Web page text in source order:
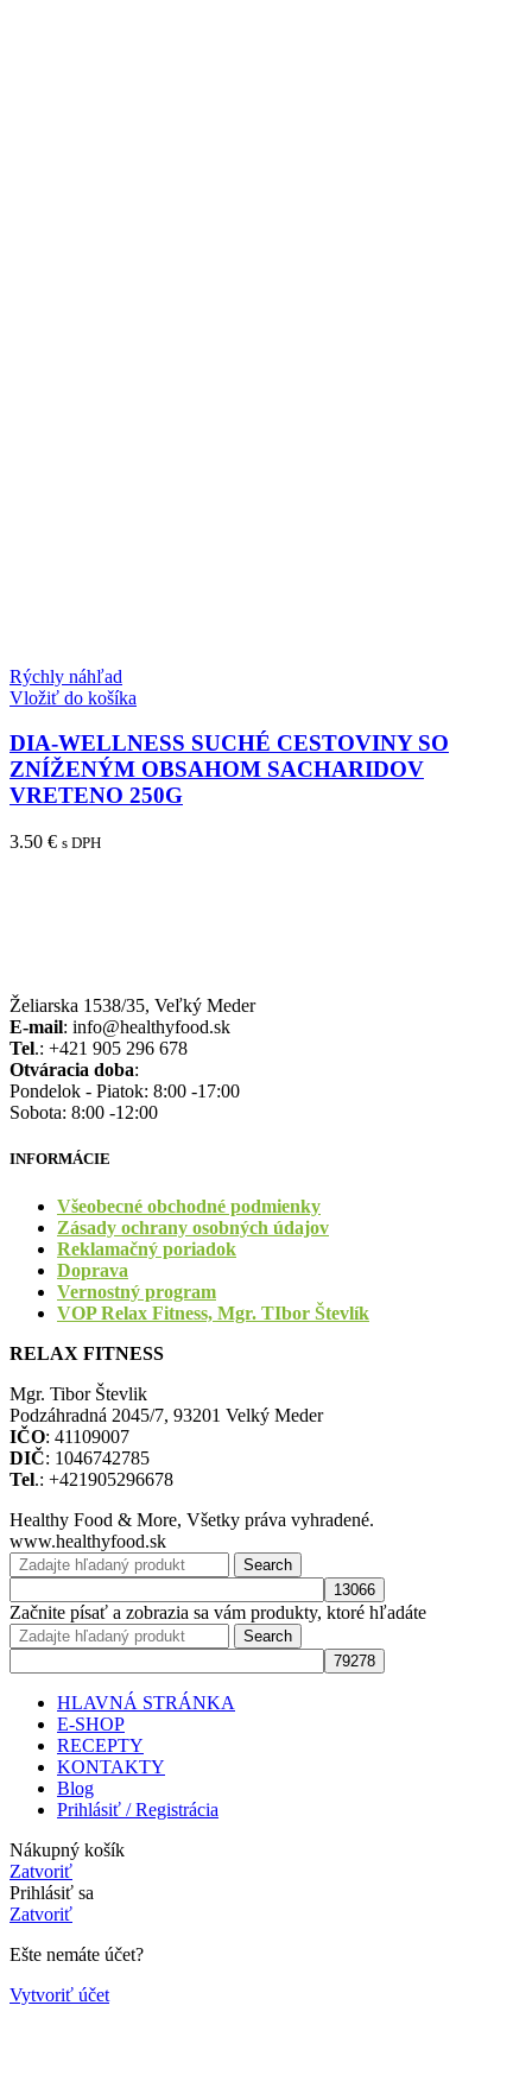
Rýchly náhľad
Vložiť do košíka
DIA-WELLNESS SUCHÉ CESTOVINY SO
ZNÍŽENÝM OBSAHOM SACHARIDOV
VRETENO 250G
3.50 € s DPH
Želiarska 1538/35, Veľký Meder
E-mail: info@healthyfood.sk
Tel.: +421 905 296 678
Otváracia doba:
Pondelok - Piatok: 8:00 -17:00
Sobota: 8:00 -12:00
INFORMÁCIE
Všeobecné obchodné podmienky
Zásady ochrany osobných údajov
Reklamačný poriadok
Doprava
Vernostný program
VOP Relax Fitness, Mgr. TIbor Števlík
RELAX FITNESS
Mgr. Tibor Števlik
Podzáhradná 2045/7, 93201 Velký Meder
IČO: 41109007
DIČ: 1046742785
Tel.: +421905296678
Healthy Food & More, Všetky práva vyhradené.
www.healthyfood.sk
Search
Začnite písať a zobrazia sa vám produkty, ktoré hľadáte
Search
HLAVNÁ STRÁNKA
E-SHOP
RECEPTY
KONTAKTY
Blog
Prihlásiť / Registrácia
Nákupný košík
Zatvoriť
Prihlásiť sa
Zatvoriť
Ešte nemáte účet?
Vytvoriť účet